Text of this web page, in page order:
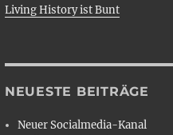
Living History ist Bunt
NEUESTE BEITRÄGE
Neuer Socialmedia-Kanal